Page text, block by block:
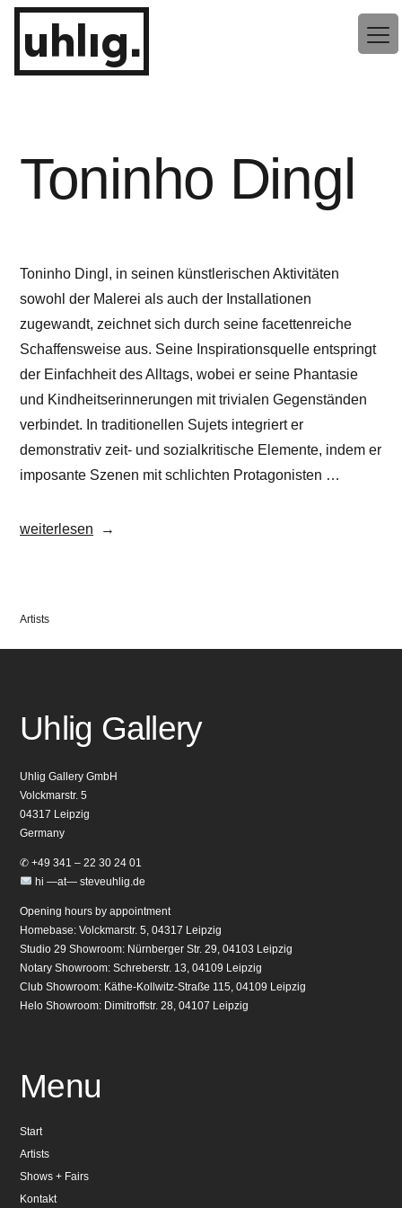
Zum
Inhalt
springenuhlig.
Toninho Dingl
Toninho Dingl, in seinen künstlerischen Aktivitäten
sowohl der Malerei als auch der Installationen
zugewandt, zeichnet sich durch seine facettenreiche
Schaffensweise aus. Seine Inspirationsquelle entspringt
der Einfachheit des Alltags, wobei er seine Phantasie
und Kindheitserinnerungen mit trivialen Gegenständen
verbindet. In traditionellen Sujets integriert er
demonstrativ zeit- und sozialkritische Elemente, indem er
imposante Szenen mit schlichten Protagonisten …
„Toninho
weiterlesen
Veröffentlicht
Artists
Uhlig Gallery
Uhlig Gallery GmbH
Volckmarstr. 5
04317 Leipzig
Germany
✆ +49 341 – 22 30 24 01
hi —at— steveuhlig.de
Opening hours by appointment
Homebase: Volckmarstr. 5, 04317 Leipzig
Studio 29 Showroom: Nürnberger Str. 29, 04103 Leipzig
Notary Showroom: Schreberstr. 13, 04109 Leipzig
Club Showroom: Käthe-Kollwitz-Straße 115, 04109 Leipzig
Helo Showroom: Dimitroffstr. 28, 04107 Leipzig
Menu
Start
Artists
Shows + Fairs
Kontakt